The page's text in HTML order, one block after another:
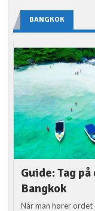
BANGKOK
Guide: Tag
Bangkok
Når man hører